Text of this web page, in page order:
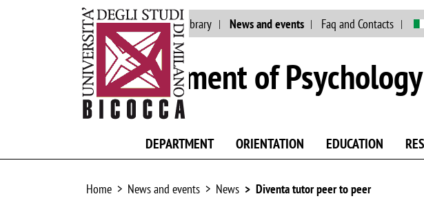
Main site Staff Library News and events Faq and Contacts
Department of Psychology
DEPARTMENT ORIENTATION EDUCATION
Home News and events News Diventa tutor peer to peer